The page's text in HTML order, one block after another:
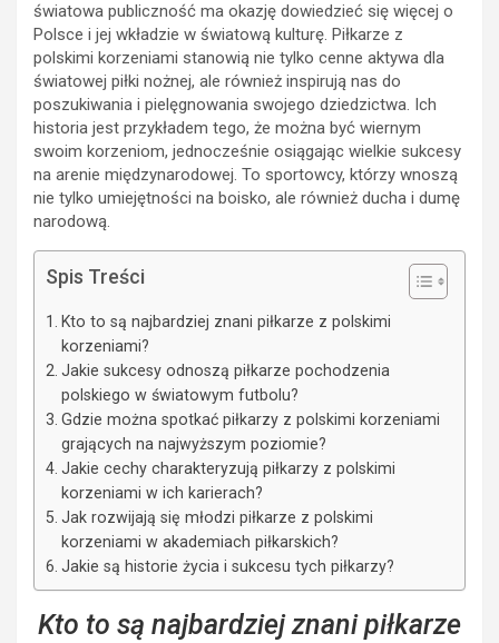
światowa publiczność ma okazję dowiedzieć się więcej o
Polsce i jej wkładzie w światową kulturę. Piłkarze z
polskimi korzeniami stanowią nie tylko cenne aktywa dla
światowej piłki nożnej, ale również inspirują nas do
poszukiwania i pielęgnowania swojego dziedzictwa. Ich
historia jest przykładem tego, że można być wiernym
swoim korzeniom, jednocześnie osiągając wielkie sukcesy
na arenie międzynarodowej. To sportowcy, którzy wnoszą
nie tylko umiejętności na boisko, ale również ducha i dumę
narodową.
Spis Treści
Kto to są najbardziej znani piłkarze z polskimi
korzeniami?
Jakie sukcesy odnoszą piłkarze pochodzenia
polskiego w światowym futbolu?
Gdzie można spotkać piłkarzy z polskimi korzeniami
grających na najwyższym poziomie?
Jakie cechy charakteryzują piłkarzy z polskimi
korzeniami w ich karierach?
Jak rozwijają się młodzi piłkarze z polskimi
korzeniami w akademiach piłkarskich?
Jakie są historie życia i sukcesu tych piłkarzy?
Kto to są najbardziej znani piłkarze